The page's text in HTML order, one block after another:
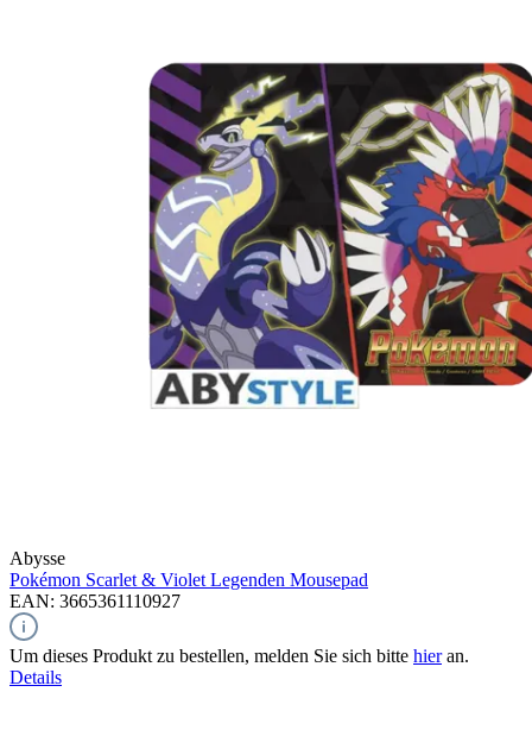
Abysse
Pokémon Scarlet & Violet Legenden Mousepad
EAN: 3665361110927
Um dieses Produkt zu bestellen, melden Sie sich bitte hieran.
Details